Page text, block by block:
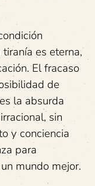
es eterna,
El fracaso
de
la absurda
sin
y conciencia
para
mundo mejor.